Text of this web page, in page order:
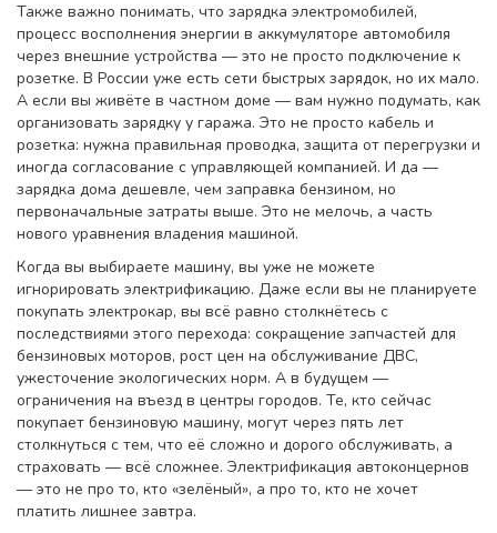
Также важно понимать, что зарядка электромобилей,
процесс восполнения энергии в аккумуляторе автомобиля
через внешние устройства — это не просто подключение к
розетке. В России уже есть сети быстрых зарядок, но их мало.
А если вы живёте в частном доме — вам нужно подумать, как
организовать зарядку у гаража. Это не просто кабель и
розетка: нужна правильная проводка, защита от перегрузки и
иногда согласование с управляющей компанией. И да —
зарядка дома дешевле, чем заправка бензином, но
первоначальные затраты выше. Это не мелочь, а часть
нового уравнения владения машиной.
Когда вы выбираете машину, вы уже не можете
игнорировать электрификацию. Даже если вы не планируете
покупать электрокар, вы всё равно столкнётесь с
последствиями этого перехода: сокращение запчастей для
бензиновых моторов, рост цен на обслуживание ДВС,
ужесточение экологических норм. А в будущем —
ограничения на въезд в центры городов. Те, кто сейчас
покупает бензиновую машину, могут через пять лет
столкнуться с тем, что её сложно и дорого обслуживать, а
страховать — всё сложнее. Электрификация автоконцернов
— это не про то, кто «зелёный», а про то, кто не хочет
платить лишнее завтра.